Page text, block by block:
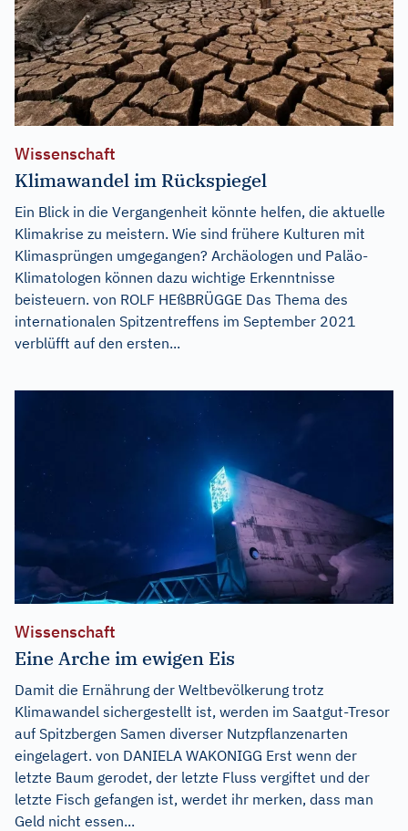
Wissenschaft
Klimawandel im Rückspiegel
Ein Blick in die Vergangenheit könnte helfen, die aktuelle
Klimakrise zu meistern. Wie sind frühere Kulturen mit
Klimasprüngen umgegangen? Archäologen und Paläo-
Klimatologen können dazu wichtige Erkenntnisse
beisteuern. von ROLF HEßBRÜGGE Das Thema des
internationalen Spitzentreffens im September 2021
verblüfft auf den ersten...
Wissenschaft
Eine Arche im ewigen Eis
Damit die Ernährung der Weltbevölkerung trotz
Klimawandel sichergestellt ist, werden im Saatgut-Tresor
auf Spitzbergen Samen diverser Nutzpflanzenarten
eingelagert. von DANIELA WAKONIGG Erst wenn der
letzte Baum gerodet, der letzte Fluss vergiftet und der
letzte Fisch gefangen ist, werdet ihr merken, dass man
Geld nicht essen...